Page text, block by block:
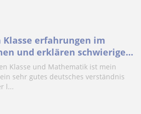
Klasse erfahrungen im
und erklären schwieriger
Klasse und Mathematik ist mein
sehr gutes deutsches verständnis
l...